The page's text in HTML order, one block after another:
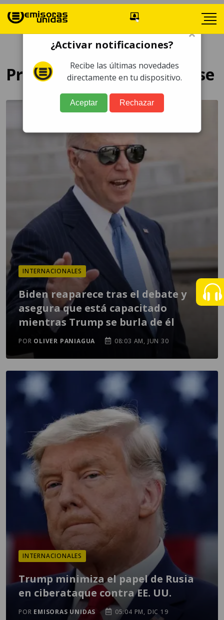
Presidente estadounidense
INTERNACIONALES
Biden reaparece tras el debate y
asegura que está capacitado
mientras Trump se burla de él
POR OLIVER PANIAGUA 08:03 AM, JUN 30
INTERNACIONALES
Trump minimiza el papel de Rusia
en ciberataque contra EE. UU.
POR EMISORAS UNIDAS 05:04 PM, DIC 19
×
¿Activar notificaciones?
Recibe las últimas novedades
directamente en tu dispositivo.
Aceptar Rechazar